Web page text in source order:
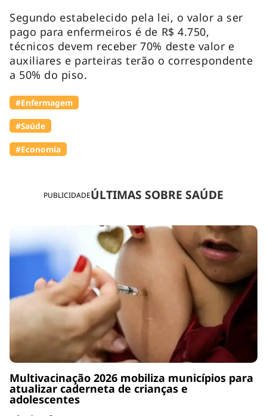
PUBLICIDADEÚLTIMAS SOBRE SAÚDE
Multivacinação 2026 mobiliza municípios para
atualizar caderneta de crianças e
adolescentes
Segundo estabelecido pela lei, o valor a ser
pago para enfermeiros é de R$ 4.750,
técnicos devem receber 70% deste valor e
auxiliares e parteiras terão o correspondente
a 50% do piso.
#Enfermagem
#Saúde
#Economia